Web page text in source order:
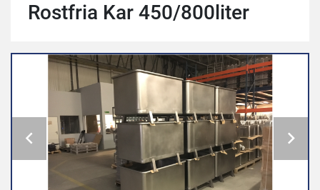
Rostfria Kar 450/800liter